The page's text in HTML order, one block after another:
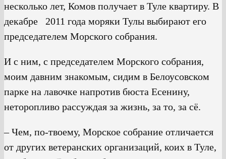
несколько лет, Комов получает в Туле квартиру. В
декабре 2011 года моряки Тулы выбирают его
председателем Морского собрания.
И с ним, с председателем Морского собрания,
моим давним знакомым, сидим в Белоусовском
парке на лавочке напротив бюста Есенину,
неторопливо рассуждая за жизнь, за то, за сё.
– Чем, по-твоему, Морское собрание отличается
от других ветеранских организаций, коих в Туле,